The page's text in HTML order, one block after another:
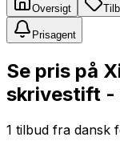
Oversigt
Prisagent
Se pris på
skrivestift -
1 tilbud fra dansk